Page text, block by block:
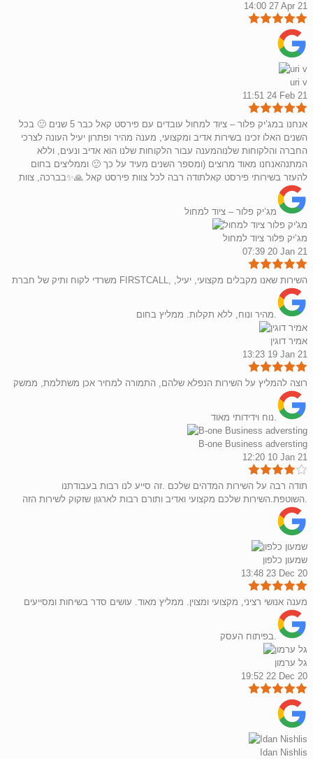
14:00 27 Apr 21
uri v
11:51 24 Feb 21
אנחנו במג’יק פלור – ציוד למחול עובדים עם פירסט קאל כבר 5 שנים 🙂 בכל
השנים האלו זכינו בשירות אדיב ומקצועי, מענה מהיר ופתרון יעיל העונה לצרכי
החברה והלקוחות שלנוהמענה עבור הלקוחות שלנו הוא אדיב ונעים, וללא
המתנהאנחנו מאוד מרוצים (ומספר השנים מעיד על כך 🙂 וממליצים בחום
להעזר בשירותי פירסט קאלתודה רבה לכל צוות פירסט קאל 🙏✨בברכה, צוות
מג’יק פלור – ציוד למחול
מג’יק פלור ציוד למחול
07:39 20 Jan 21
משרדי לקוח ותיק של חברת FIRSTCALL, השירות שאנו מקבלים מקצועי, יעיל,
מהיר ונוח, ללא תקלות. ממליץ בחום.
אמיר דוגין
13:23 19 Jan 21
רוצה להמליץ על השירות הנפלא שלהם, התמורה למחיר אכן משתלמת, ממשק
נוח וידידותי מאוד.
B-one Business adversting
12:20 10 Jan 21
תודה רבה על השירות המדהים שלכם .זה סייע לנו רבות בעבודתנו
השוטפת.השירות שלכם מקצועי ואדיב ותורם רבות לארגון שזקוק לשירות הזה.
שמעון כלפון
13:48 23 Dec 20
מענה אנושי רציני, מקצועי ומצוין. ממליץ מאוד. עושים סדר בשיחות ומסייעים
בפיתוח העסק.
גל ערמון
19:52 22 Dec 20
Idan Nishlis